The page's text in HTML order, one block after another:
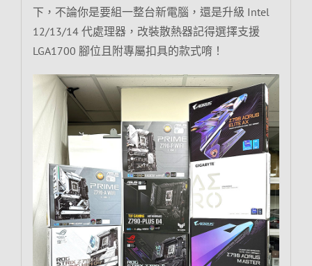
下，不論你是要組一整台新電腦，還是升級 Intel
12/13/14 代處理器，改裝散熱器記得選擇支援
LGA1700 腳位且附專屬扣具的款式唷！